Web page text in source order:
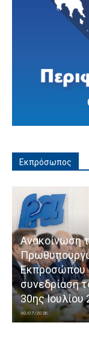
Εκπρόσωπος
Ανακοίνωση
Εκπροσώπου
συνεδρίαση
30ης Ιουλίου
30/07/2026